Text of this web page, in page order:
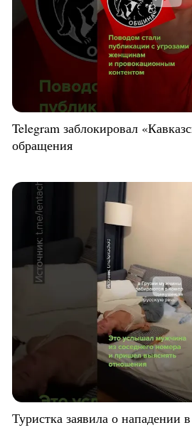
Telegram заблокировал
обращения
Туристка заявила о нападении